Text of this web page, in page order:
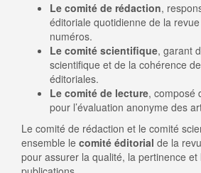
Le comité de rédaction,
éditoriale quotidienne de la
numéros.
Le comité scientifique, garant
scientifique et de la cohérence
éditoriales.
Le comité de lecture, composé
pour l’évaluation anonyme des
Le comité de rédaction et le comité
ensemble le comité éditorial de la
pour assurer la qualité, la pertinence et